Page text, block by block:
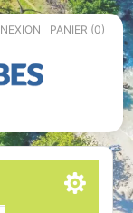
PANIER (0)